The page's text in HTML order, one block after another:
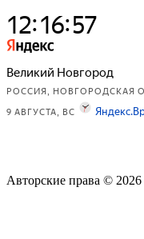
Авторские права © 2026